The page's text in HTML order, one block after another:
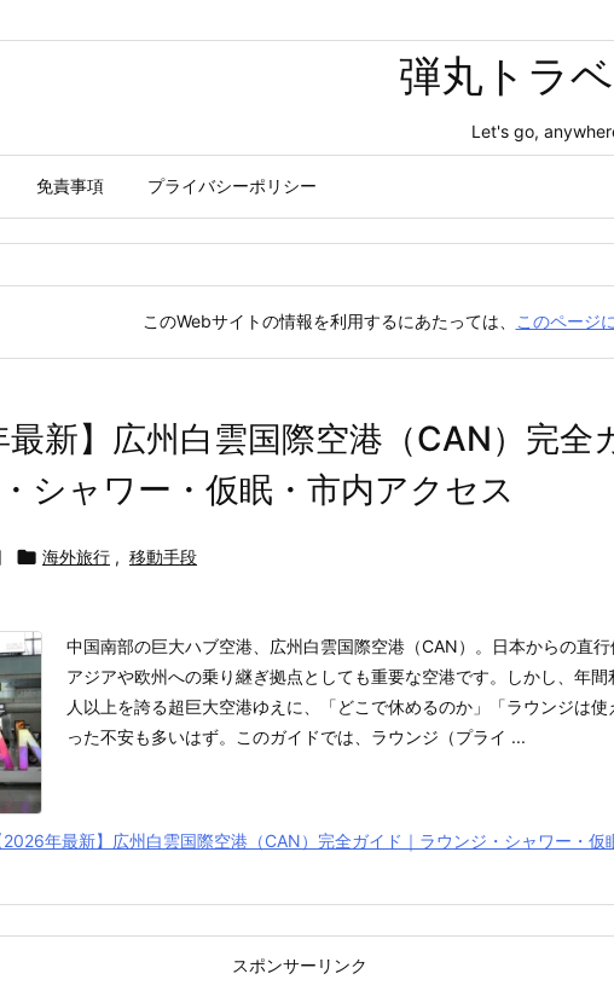
弾丸トラ
Let's go,
免責事項 プライバシーポリシー
このWebサイトの情報を利用するにあたっては、 このページ
最新】広州白雲国際空港（CAN）完全
シャワー・仮眠・市内アクセス
 海外旅行 , 移動手段
中国南部の巨大ハブ空港、広州白雲国際空港（CAN）。日本からの直
アジアや欧州への乗り継ぎ拠点としても重要な空港です。しかし、年
人以上を誇る超巨大空港ゆえに、「どこで休めるのか」「ラウンジは
った不安も多いはず。このガイドでは、ラウンジ（プライ ...
2026年最新】広州白雲国際空港（CAN）完全ガイド｜ラウンジ・シャワー・仮
スポンサーリンク